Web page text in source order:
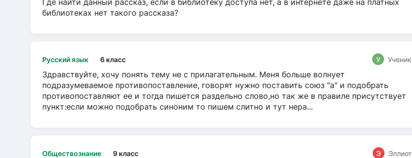
Где найти данный рассказ, если в библиотеку доступа нет, а в интернете даже на платных
библиотеках нет такого рассказа?
Русский язык 6 класс У Ученик
Здравствуйте, хочу понять тему не с прилагательным. Меня больше волнует
подразумеваемое противопоставление, говорят нужно поставить союз "а" и подобрать
противопоставляют ее и тогда пишется раздельно слово,но так же в правиле присутствует
пункт:если можно подобрать синоним то пишем слитно и тут нера...
Обществознание 9 класс Э Эллиот